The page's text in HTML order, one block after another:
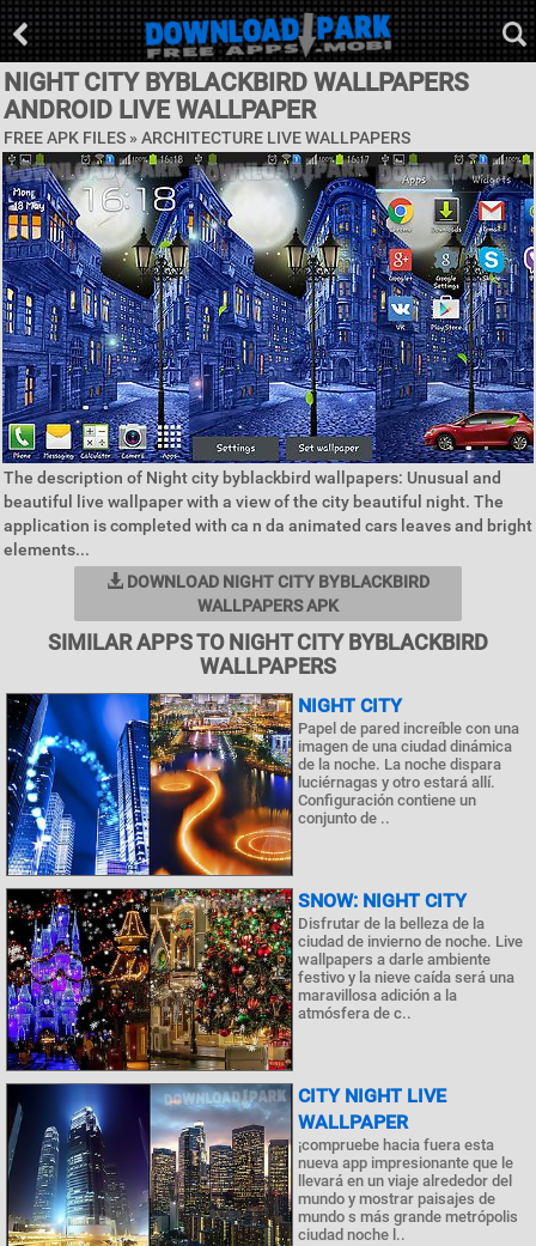
NIGHT CITY BYBLACKBIRD WALLPAPERS
ANDROID LIVE WALLPAPER
FREE APK FILES » ARCHITECTURE LIVE WALLPAPERS
The description of Night city byblackbird wallpapers: Unusual and
beautiful live wallpaper with a view of the city beautiful night. The
application is completed with ca n da animated cars leaves and bright
elements...
DOWNLOAD NIGHT CITY BYBLACKBIRD
WALLPAPERS APK
SIMILAR APPS TO NIGHT CITY BYBLACKBIRD
WALLPAPERS
NIGHT CITY
Papel de pared increíble con una
imagen de una ciudad dinámica
de la noche. La noche dispara
luciérnagas y otro estará allí.
Configuración contiene un
conjunto de ..
SNOW: NIGHT CITY
Disfrutar de la belleza de la
ciudad de invierno de noche. Live
wallpapers a darle ambiente
festivo y la nieve caída será una
maravillosa adición a la
atmósfera de c..
CITY NIGHT LIVE
WALLPAPER
¡compruebe hacia fuera esta
nueva app impresionante que le
llevará en un viaje alrededor del
mundo y mostrar paisajes de
mundo s más grande metrópolis
ciudad noche l..